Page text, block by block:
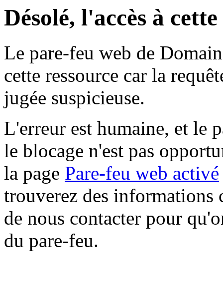
Désolé, l'accès à
Le pare-feu web de
cette ressource car la
jugée suspicieuse.
L'erreur est humaine, et le
le blocage n'est pas
la page Pare-feu web activé
trouverez des informations
de nous contacter pour
du pare-feu.